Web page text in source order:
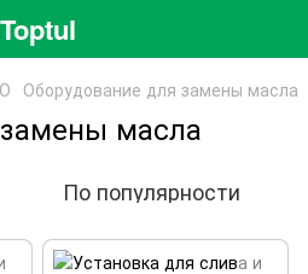
Toptul
Оборудование для замены масла
масла
По популярности